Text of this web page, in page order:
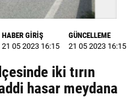
HABER GİRİŞ
21 05 2023 16:15
GÜNCELLEME
21 05 2023 16:15
iki tırın
hasar meydana